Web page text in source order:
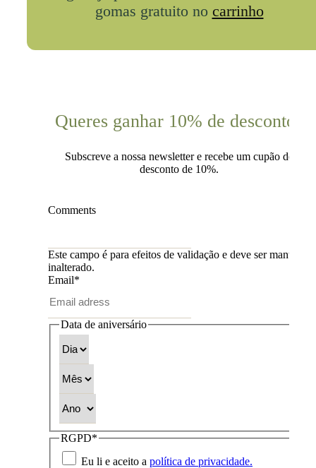
gomas gratuito no carrinho
Queres ganhar 10% de desconto?
Subscreve a nossa newsletter e recebe um cupão de
desconto de 10%.
Comments
Este campo é para efeitos de validação e deve ser mantido
inalterado.
Email*
Data de aniversário
RGPD*
Eu li e aceito a política de privacidade.